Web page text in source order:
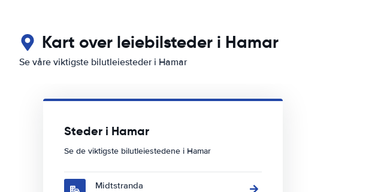
Kart over leiebilsteder i Hamar
Se våre viktigste bilutleiesteder i Hamar
Steder i Hamar
Se de viktigste bilutleiestedene i Hamar
Midtstranda